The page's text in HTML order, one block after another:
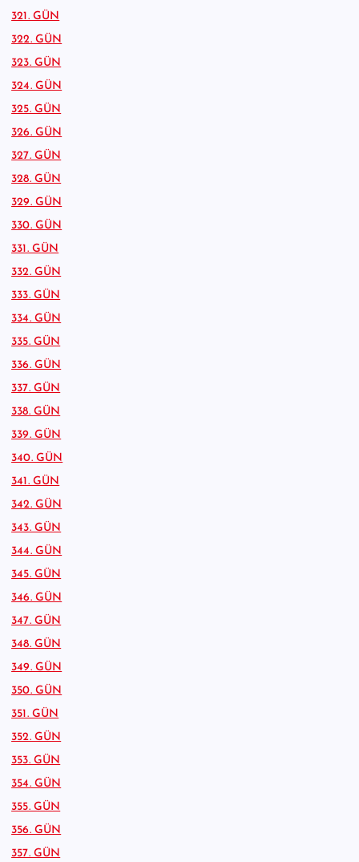
321. GÜN
322. GÜN
323. GÜN
324. GÜN
325. GÜN
326. GÜN
327. GÜN
328. GÜN
329. GÜN
330. GÜN
331. GÜN
332. GÜN
333. GÜN
334. GÜN
335. GÜN
336. GÜN
337. GÜN
338. GÜN
339. GÜN
340. GÜN
341. GÜN
342. GÜN
343. GÜN
344. GÜN
345. GÜN
346. GÜN
347. GÜN
348. GÜN
349. GÜN
350. GÜN
351. GÜN
352. GÜN
353. GÜN
354. GÜN
355. GÜN
356. GÜN
357. GÜN